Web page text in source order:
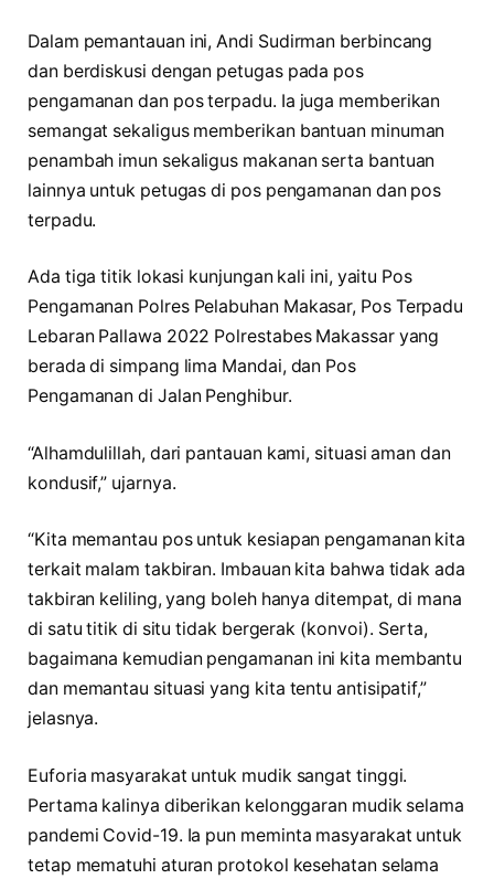
Dalam pemantauan ini, Andi Sudirman berbincang
dan berdiskusi dengan petugas pada pos
pengamanan dan pos terpadu. Ia juga memberikan
semangat sekaligus memberikan bantuan minuman
penambah imun sekaligus makanan serta bantuan
lainnya untuk petugas di pos pengamanan dan pos
terpadu.
Ada tiga titik lokasi kunjungan kali ini, yaitu Pos
Pengamanan Polres Pelabuhan Makasar, Pos Terpadu
Lebaran Pallawa 2022 Polrestabes Makassar yang
berada di simpang lima Mandai, dan Pos
Pengamanan di Jalan Penghibur.
“Alhamdulillah, dari pantauan kami, situasi aman dan
kondusif,” ujarnya.
“Kita memantau pos untuk kesiapan pengamanan kita
terkait malam takbiran. Imbauan kita bahwa tidak ada
takbiran keliling, yang boleh hanya ditempat, di mana
di satu titik di situ tidak bergerak (konvoi). Serta,
bagaimana kemudian pengamanan ini kita membantu
dan memantau situasi yang kita tentu antisipatif,”
jelasnya.
Euforia masyarakat untuk mudik sangat tinggi.
Pertama kalinya diberikan kelonggaran mudik selama
pandemi Covid-19. Ia pun meminta masyarakat untuk
tetap mematuhi aturan protokol kesehatan selama